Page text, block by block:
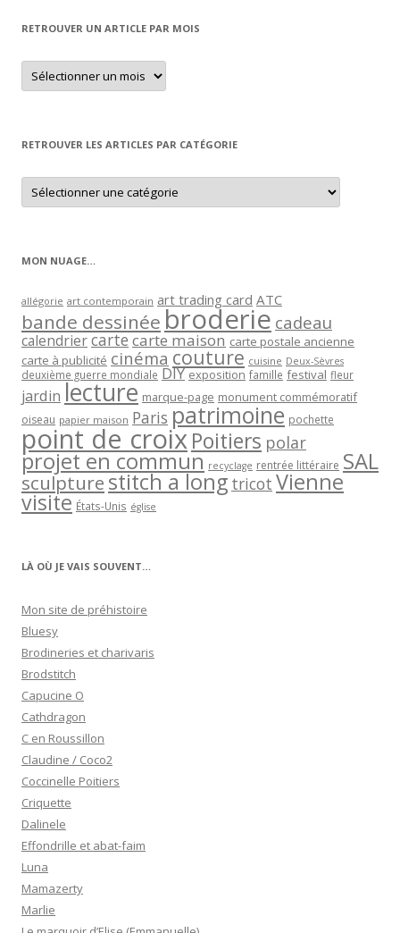
RETROUVER UN ARTICLE PAR MOIS
Retrouver
un
article
RETROUVER LES ARTICLES PAR CATÉGORIE
Retrouver
les
articles
MON NUAGE…
allégorie art contemporain art trading card ATC
bande dessinée broderie cadeau
calendriercartecarte maison carte postale ancienne
carte à publicité cinéma couture cuisine Deux-Sèvres
deuxième guerre mondiale DIY exposition famille festival fleur
jardin lecture marque-page monument commémoratif
oiseau papier maison Paris patrimoine pochette
point de croixPoitiers polar
projet en commun recyclage rentrée littéraire SAL
sculpturestitch a long tricot Vienne
visite États-Unis église
LÀ OÙ JE VAIS SOUVENT…
Mon site de préhistoire
Bluesy
Brodineries et charivaris
Brodstitch
Capucine O
Cathdragon
C en Roussillon
Claudine / Coco2
Coccinelle Poitiers
Criquette
Dalinele
Effondrille et abat-faim
Luna
Mamazerty
Marlie